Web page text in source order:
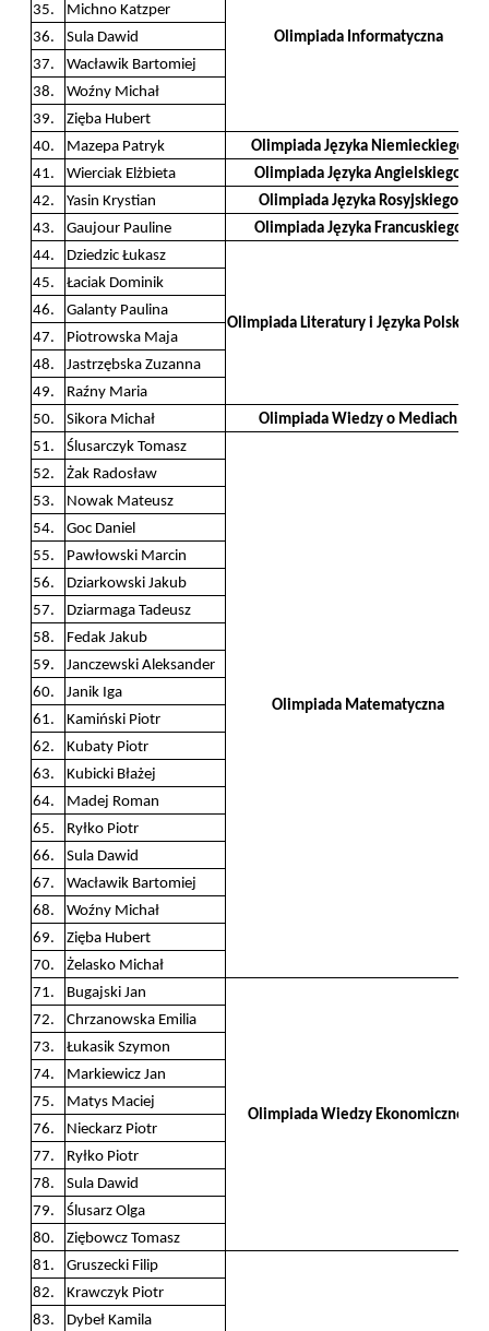
Olimpiada Informatyczna
35.
Michno Katzper
36.
Sula Dawid
37.
Wacławik Bartomiej
38.
Woźny Michał
39.
Zięba Hubert
40.
Mazepa Patryk
Olimpiada Języka Niemieckiego
41.
Wierciak Elżbieta
Olimpiada Języka Angielskiego
42.
Yasin Krystian
Olimpiada Języka Rosyjskiego
43.
Gaujour Pauline
Olimpiada Języka Francuskiego
44.
Dziedzic Łukasz
Olimpiada Literatury i Języka Polskiego
45.
Łaciak Dominik
46.
Galanty Paulina
47.
Piotrowska Maja
48.
Jastrzębska Zuzanna
49.
Raźny Maria
50.
Sikora Michał
Olimpiada Wiedzy o Mediach
51.
Ślusarczyk Tomasz
Olimpiada Matematyczna
52.
Żak Radosław
53.
Nowak Mateusz
54.
Goc Daniel
55.
Pawłowski Marcin
56.
Dziarkowski Jakub
57.
Dziarmaga Tadeusz
58.
Fedak Jakub
59.
Janczewski Aleksander
60.
Janik Iga
61.
Kamiński Piotr
62.
Kubaty Piotr
63.
Kubicki Błażej
64.
Madej Roman
65.
Ryłko Piotr
66.
Sula Dawid
67.
Wacławik Bartomiej
68.
Woźny Michał
69.
Zięba Hubert
70.
Żelasko Michał
71.
Bugajski Jan
Olimpiada Wiedzy Ekonomicznej
72.
Chrzanowska Emilia
73.
Łukasik Szymon
74.
Markiewicz Jan
75.
Matys Maciej
76.
Nieckarz Piotr
77.
Ryłko Piotr
78.
Sula Dawid
79.
Ślusarz Olga
80.
Ziębowcz Tomasz
81.
Gruszecki Filip
82.
Krawczyk Piotr
83.
Dybeł Kamila